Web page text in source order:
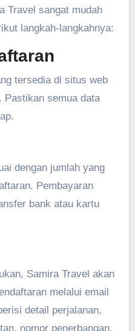
Travel sangat mudah
langkah-langkahnya:
tersedia di situs web
Pastikan semua data
dengan jumlah yang
Pembayaran
bank atau kartu
Samira Travel akan
melalui email
detail perjalanan,
nomor penerbangan,